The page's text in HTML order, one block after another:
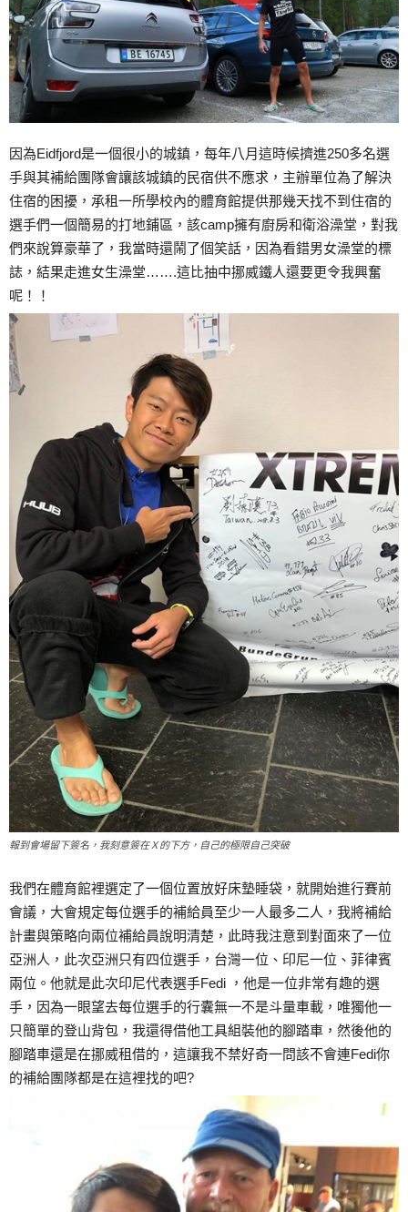
因為Eidfjord是一個很小的城鎮，每年八月這時候擠進250多名選
手與其補給團隊會讓該城鎮的民宿供不應求，主辦單位為了解決
住宿的困擾，承租一所學校內的體育館提供那幾天找不到住宿的
選手們一個簡易的打地鋪區，該camp擁有廚房和衛浴澡堂，對我
們來說算豪華了，我當時還鬧了個笑話，因為看錯男女澡堂的標
誌，結果走進女生澡堂…….這比抽中挪威鐵人還要更令我興奮
呢！！
報到會場留下簽名，我刻意簽在Ｘ的下方，自己的極限自己突破
我們在體育館裡選定了一個位置放好床墊睡袋，就開始進行賽前
會議，大會規定每位選手的補給員至少一人最多二人，我將補給
計畫與策略向兩位補給員說明清楚，此時我注意到對面來了一位
亞洲人，此次亞洲只有四位選手，台灣一位、印尼一位、菲律賓
兩位。他就是此次印尼代表選手Fedi ，他是一位非常有趣的選
手，因為一眼望去每位選手的行囊無一不是斗量車載，唯獨他一
只簡單的登山背包，我還得借他工具組裝他的腳踏車，然後他的
腳踏車還是在挪威租借的，這讓我不禁好奇一問該不會連Fedi你
的補給團隊都是在這裡找的吧?